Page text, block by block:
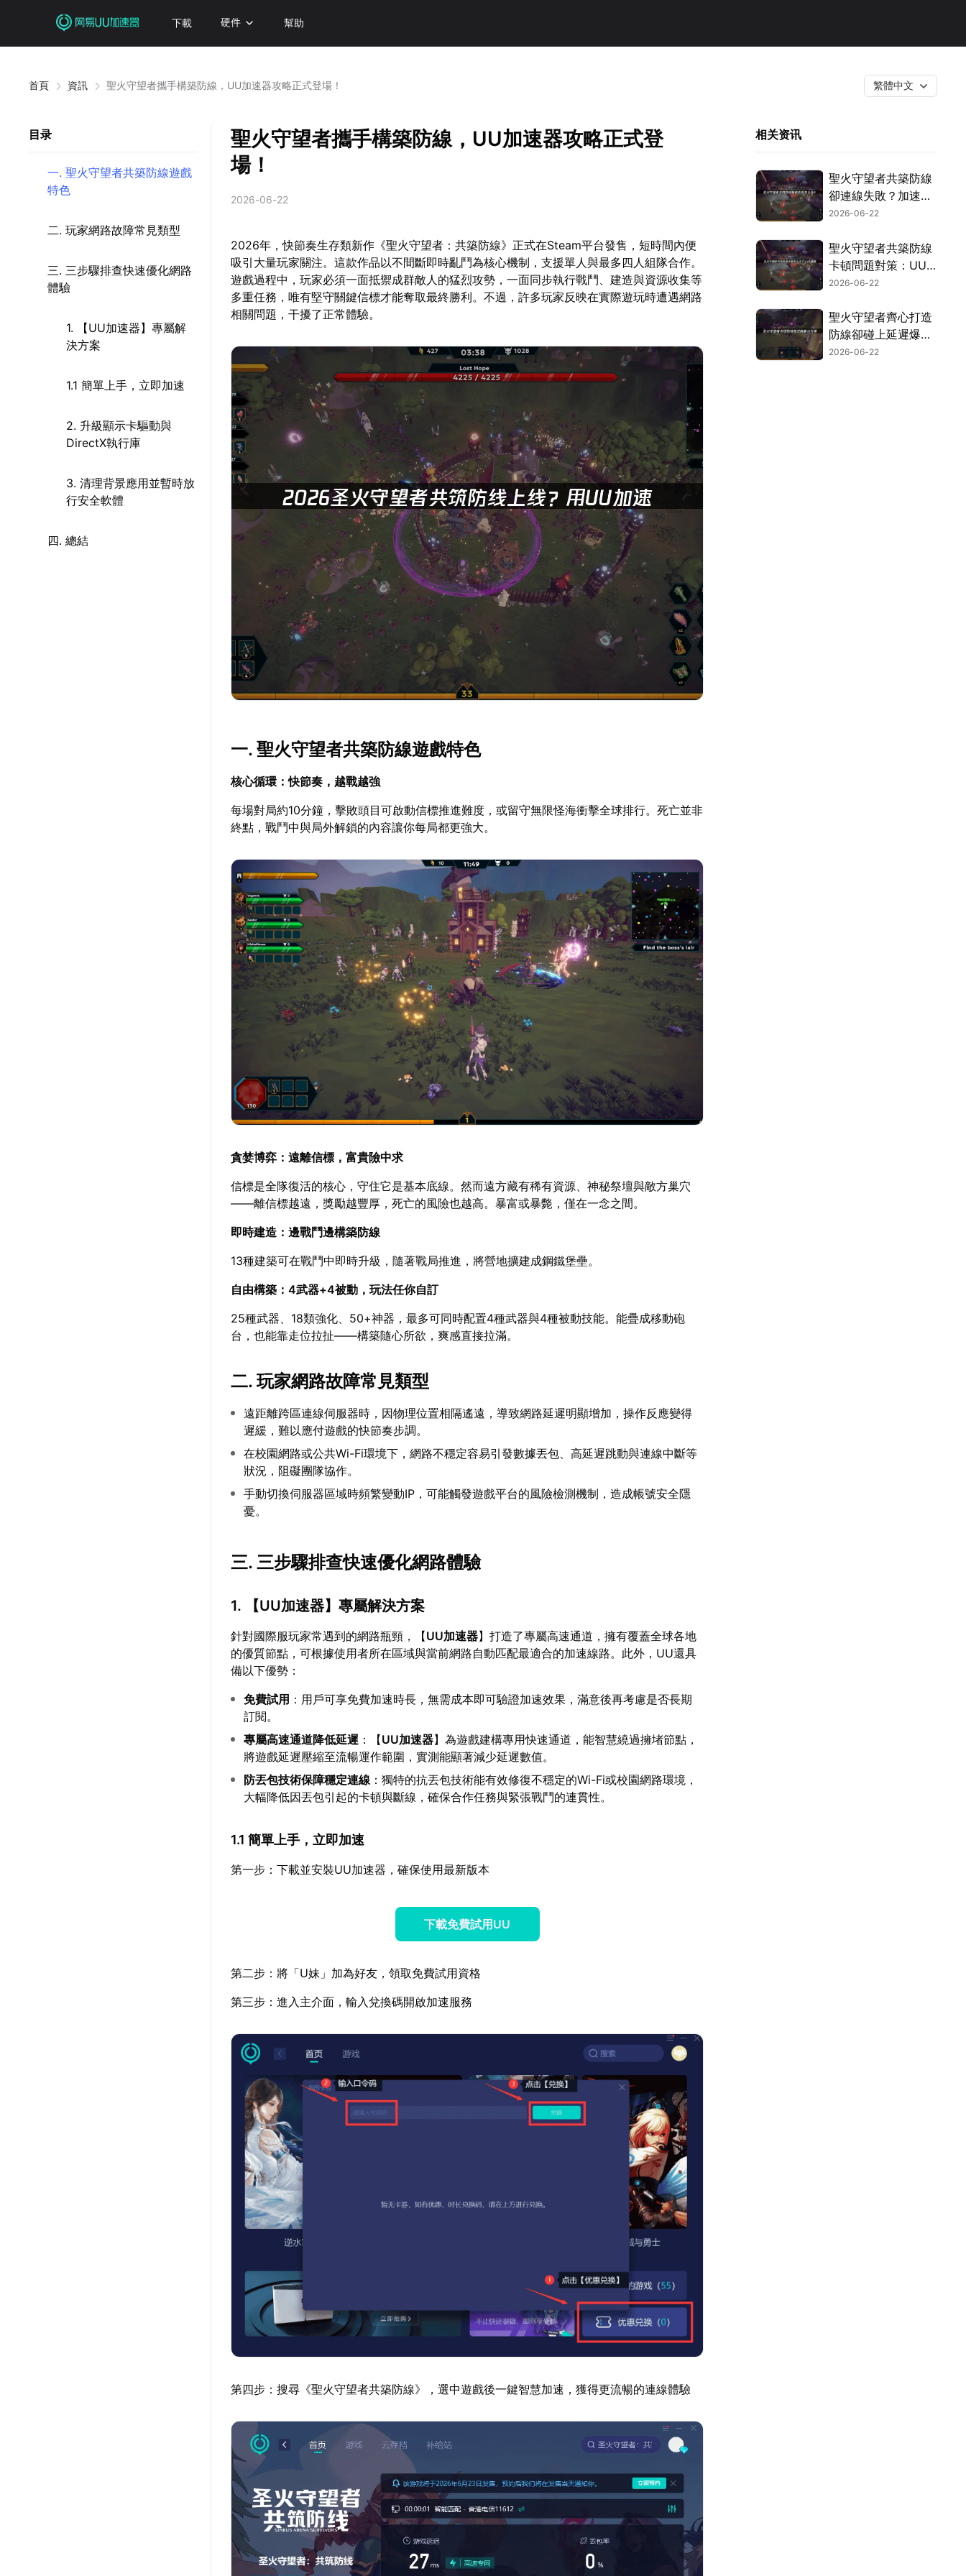
下載 硬件 幫助
首頁 資訊 聖火守望者攜手構築防線，UU加速器攻略正式登場！ 繁體中文
目录
一. 聖火守望者共築防線遊戲
特色
二. 玩家網路故障常見類型
三. 三步驟排查快速優化網路
體驗
1. 【UU加速器】專屬解
決方案
1.1 簡單上手，立即加速
2. 升級顯示卡驅動與
DirectX執行庫
3. 清理背景應用並暫時放
行安全軟體
四. 總結
聖火守望者攜手構築防線，UU加速器攻略正式登
場！
2026-06-22
2026年，快節奏生存類新作《聖火守望者：共築防線》正式在Steam平台發售，短時間內便
吸引大量玩家關注。這款作品以不間斷即時亂鬥為核心機制，支援單人與最多四人組隊合作。
遊戲過程中，玩家必須一面抵禦成群敵人的猛烈攻勢，一面同步執行戰鬥、建造與資源收集等
多重任務，唯有堅守關鍵信標才能奪取最終勝利。不過，許多玩家反映在實際遊玩時遭遇網路
相關問題，干擾了正常體驗。
一. 聖火守望者共築防線遊戲特色
核心循環：快節奏，越戰越強
每場對局約10分鐘，擊敗頭目可啟動信標推進難度，或留守無限怪海衝擊全球排行。死亡並非
終點，戰鬥中與局外解鎖的內容讓你每局都更強大。
貪婪博弈：遠離信標，富貴險中求
信標是全隊復活的核心，守住它是基本底線。然而遠方藏有稀有資源、神秘祭壇與敵方巢穴
——離信標越遠，獎勵越豐厚，死亡的風險也越高。暴富或暴斃，僅在一念之間。
即時建造：邊戰鬥邊構築防線
13種建築可在戰鬥中即時升級，隨著戰局推進，將營地擴建成鋼鐵堡壘。
自由構築：4武器+4被動，玩法任你自訂
25種武器、18類強化、50+神器，最多可同時配置4種武器與4種被動技能。能疊成移動砲
台，也能靠走位拉扯——構築隨心所欲，爽感直接拉滿。
二. 玩家網路故障常見類型
遠距離跨區連線伺服器時，因物理位置相隔遙遠，導致網路延遲明顯增加，操作反應變得
遲緩，難以應付遊戲的快節奏步調。
在校園網路或公共Wi-Fi環境下，網路不穩定容易引發數據丟包、高延遲跳動與連線中斷等
狀況，阻礙團隊協作。
手動切換伺服器區域時頻繁變動IP，可能觸發遊戲平台的風險檢測機制，造成帳號安全隱
憂。
三. 三步驟排查快速優化網路體驗
1. 【UU加速器】專屬解決方案
針對國際服玩家常遇到的網路瓶頸，【UU加速器】打造了專屬高速通道，擁有覆蓋全球各地
的優質節點，可根據使用者所在區域與當前網路自動匹配最適合的加速線路。此外，UU還具
備以下優勢：
免費試用 ：用戶可享免費加速時長，無需成本即可驗證加速效果，滿意後再考慮是否長期
訂閱。
專屬高速通道降低延遲 ：【UU加速器】為遊戲建構專用快速通道，能智慧繞過擁堵節點，
將遊戲延遲壓縮至流暢運作範圍，實測能顯著減少延遲數值。
防丟包技術保障穩定連線 ：獨特的抗丟包技術能有效修復不穩定的Wi-Fi或校園網路環境，
大幅降低因丟包引起的卡頓與斷線，確保合作任務與緊張戰鬥的連貫性。
1.1 簡單上手，立即加速
第一步：下載並安裝UU加速器，確保使用最新版本
下載免費試用UU
第二步：將「U妹」加為好友，領取免費試用資格
第三步：進入主介面，輸入兌換碼開啟加速服務
第四步：搜尋《聖火守望者共築防線》，選中遊戲後一鍵智慧加速，獲得更流暢的連線體驗
相关资讯
聖火守望者共築防線
卻連線失敗？加速方
案實戰解析！
2026-06-22
聖火守望者共築防線
卡頓問題對策：UU
加速器帶來順暢連線
2026-06-22
聖火守望者齊心打造
防線卻碰上延遲爆
表？一個絕招就能擺
2026-06-22